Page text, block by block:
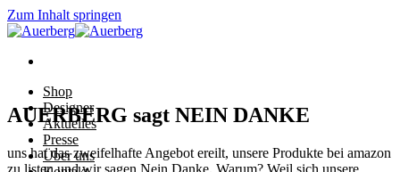
Zum Inhalt springen
Shop
Designer
Aktuelles
Presse
Über uns
AUERBERG sagt NEIN DANKE
uns hat das zweifelhafte Angebot ereilt, unsere Produkte bei amazon
zu listen und wir sagen Nein Danke. Warum? Weil sich unsere